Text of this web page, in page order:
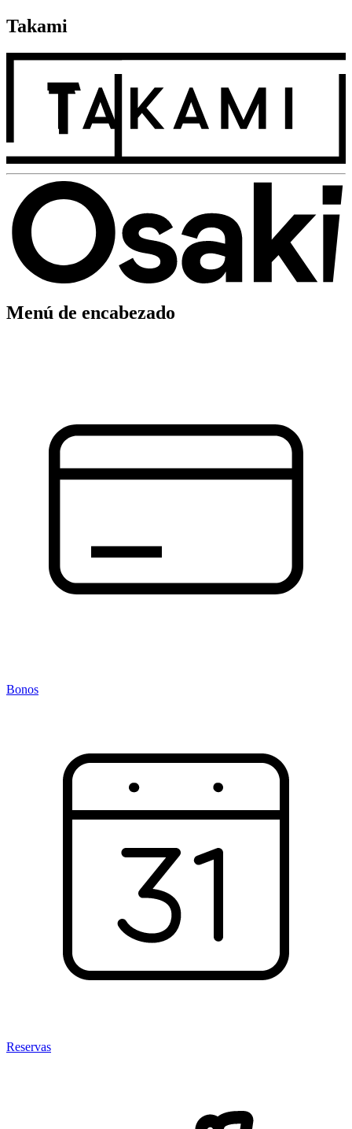
Takami
Menú de encabezado
Bonos
Reservas